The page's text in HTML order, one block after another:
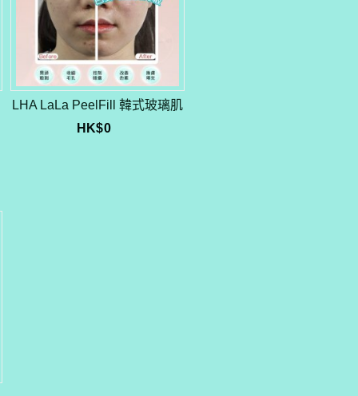
LHA LaLa PeelFill 韓式玻璃肌
HK$0